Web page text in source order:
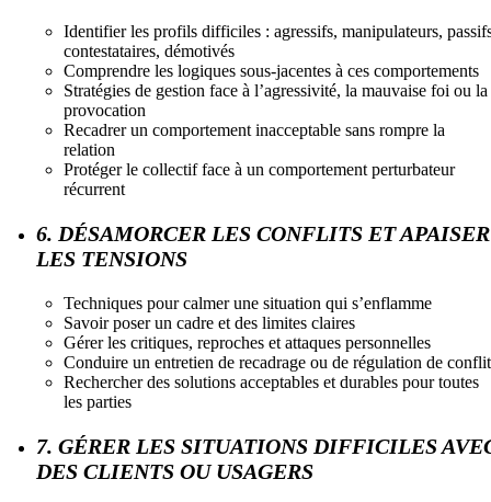
Identifier les profils difficiles : agressifs, manipulateurs,
contestataires, démotivés
Comprendre les logiques sous-jacentes à ces comportements
Stratégies de gestion face à l’agressivité, la mauvaise foi ou la
provocation
Recadrer un comportement inacceptable sans rompre la
relation
Protéger le collectif face à un comportement perturbateur
récurrent
6. DÉSAMORCER LES CONFLITS ET APAISER
LES TENSIONS
Techniques pour calmer une situation qui s’enflamme
Savoir poser un cadre et des limites claires
Gérer les critiques, reproches et attaques personnelles
Conduire un entretien de recadrage ou de régulation de conflit
Rechercher des solutions acceptables et durables pour toutes
les parties
7. GÉRER LES SITUATIONS DIFFICILES
DES CLIENTS OU USAGERS